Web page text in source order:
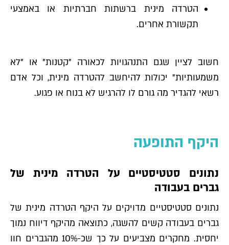
הטרדה מינית ברשתות חברתיות או באמצעי
תקשורת אחרים.
חשוב לציין שגם התנהגויות לכאורה "קטנות" או "לא
משמעותיות" יכולות להיחשב להטרדה מינית, וכל אדם
רשאי להגדיר מה גורם לו להרגיש לא בנוח או פגוע.
היקף התופעה
נתונים סטטיסטיים על הטרדה מינית של
גברים בעבודה
נתונים סטטיסטיים מדויקים על היקף הטרדה מינית של
גברים בעבודה קשים להשגה, כתוצאה מהיקף דיווח נמוך
יחסית. מחקרים מצביעים על כך שכ-10% מהגברים חוו